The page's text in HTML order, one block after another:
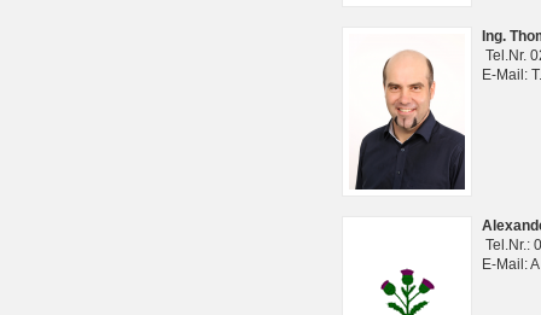
Ing.
Tel.Nr.
E-Mail:
Tel.Nr.:
E-Mail: